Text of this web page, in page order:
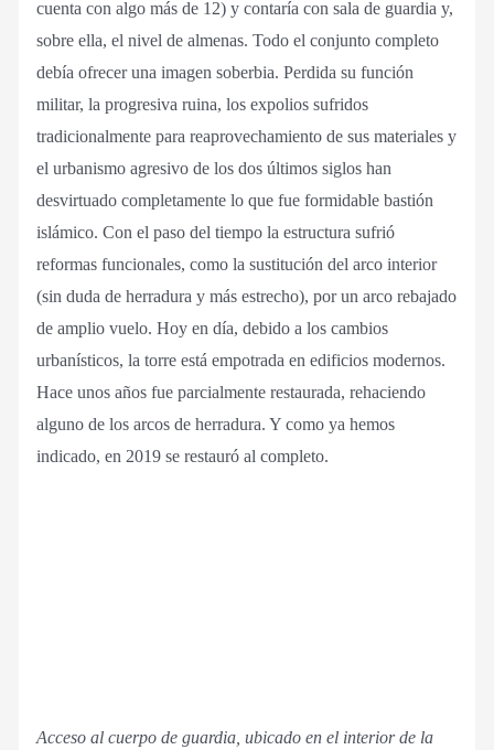
cuenta con algo más de 12) y contaría con sala de guardia y,
sobre ella, el nivel de almenas. Todo el conjunto completo
debía ofrecer una imagen soberbia. Perdida su función
militar, la progresiva ruina, los expolios sufridos
tradicionalmente para reaprovechamiento de sus materiales y
el urbanismo agresivo de los dos últimos siglos han
desvirtuado completamente lo que fue formidable bastión
islámico. Con el paso del tiempo la estructura sufrió
reformas funcionales, como la sustitución del arco interior
(sin duda de herradura y más estrecho), por un arco rebajado
de amplio vuelo. Hoy en día, debido a los cambios
urbanísticos, la torre está empotrada en edificios modernos.
Hace unos años fue parcialmente restaurada, rehaciendo
alguno de los arcos de herradura. Y como ya hemos
indicado, en 2019 se restauró al completo.
Acceso al cuerpo de guardia, ubicado en el interior de la